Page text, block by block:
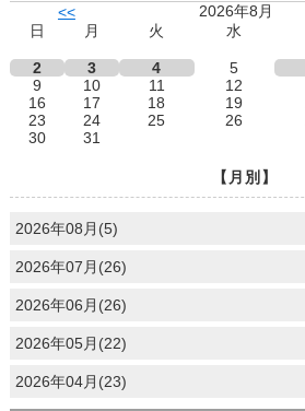
<<
2026年8月
日
月 火 水
2
3 4 5
9
10 11 12
16
17 18 19
23
24 25 26
30
31
【月別】
2026年08月(5)
2026年07月(26)
2026年06月(26)
2026年05月(22)
2026年04月(23)